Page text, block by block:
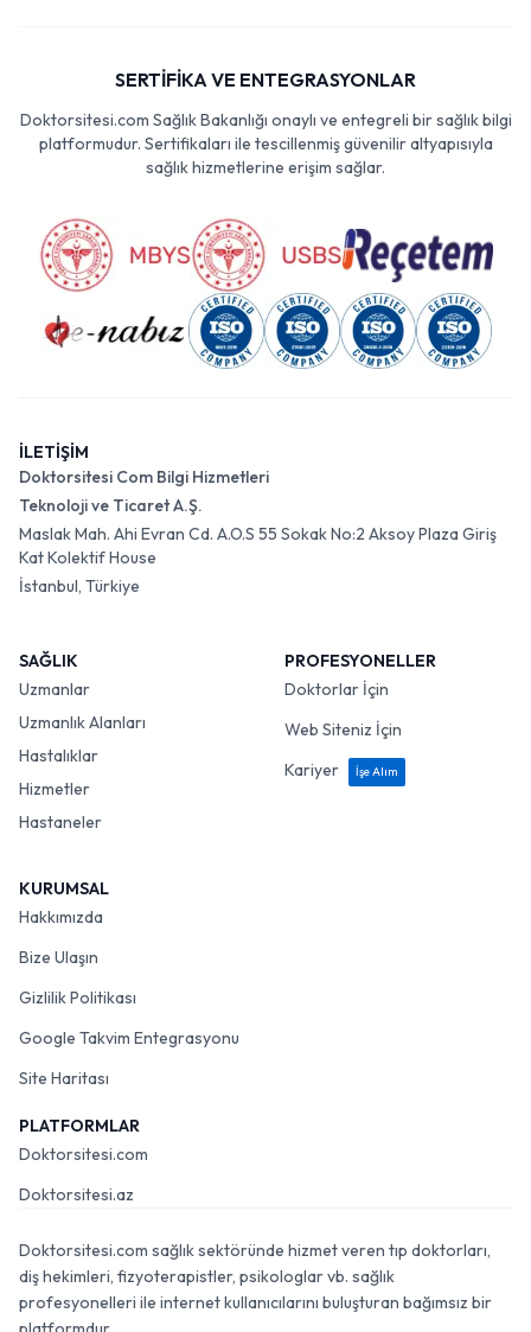
SERTİFİKA VE ENTEGRASYONLAR
Doktorsitesi.com Sağlık Bakanlığı onaylı ve entegreli bir sağlık bilgi
platformudur. Sertifikaları ile tescillenmiş güvenilir altyapısıyla
sağlık hizmetlerine erişim sağlar.
İLETİŞİM
Doktorsitesi Com Bilgi Hizmetleri
Teknoloji ve Ticaret A.Ş.
Maslak Mah. Ahi Evran Cd. A.O.S 55 Sokak No:2 Aksoy Plaza Giriş
Kat Kolektif House
İstanbul, Türkiye
SAĞLIK
Uzmanlar
Uzmanlık Alanları
Hastalıklar
Hizmetler
Hastaneler
PROFESYONELLER
Doktorlar İçin
Web Siteniz İçin
Kariyer
İşe Alım
KURUMSAL
Hakkımızda
Bize Ulaşın
Gizlilik Politikası
Google Takvim Entegrasyonu
Site Haritası
PLATFORMLAR
Doktorsitesi.com
Doktorsitesi.az
Doktorsitesi.com sağlık sektöründe hizmet veren tıp doktorları,
diş hekimleri, fizyoterapistler, psikologlar vb. sağlık
profesyonelleri ile internet kullanıcılarını buluşturan bağımsız bir